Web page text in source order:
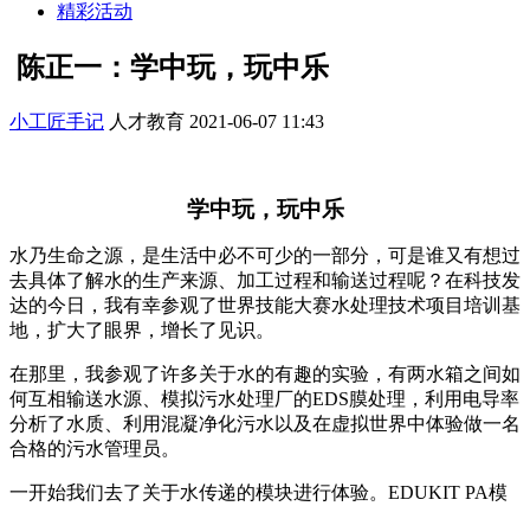
精彩活动
陈正一：学中玩，玩中乐
小工匠手记 人才教育 2021-06-07 11:43
学中玩，玩中乐
水乃生命之源，是生活中必不可少的一部分，可是谁又有想过
去具体了解水的生产来源、加工过程和输送过程呢？在科技发
达的今日，我有幸参观了世界技能大赛水处理技术项目培训基
地，扩大了眼界，增长了见识。
在那里，我参观了许多关于水的有趣的实验，有两水箱之间如
何互相输送水源、模拟污水处理厂的EDS膜处理，利用电导率
分析了水质、利用混凝净化污水以及在虚拟世界中体验做一名
合格的污水管理员。
一开始我们去了关于水传递的模块进行体验。EDUKIT PA模